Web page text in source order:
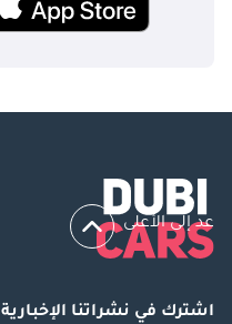
عد إلى الأعلى
اشترك في نشراتنا الإخبارية